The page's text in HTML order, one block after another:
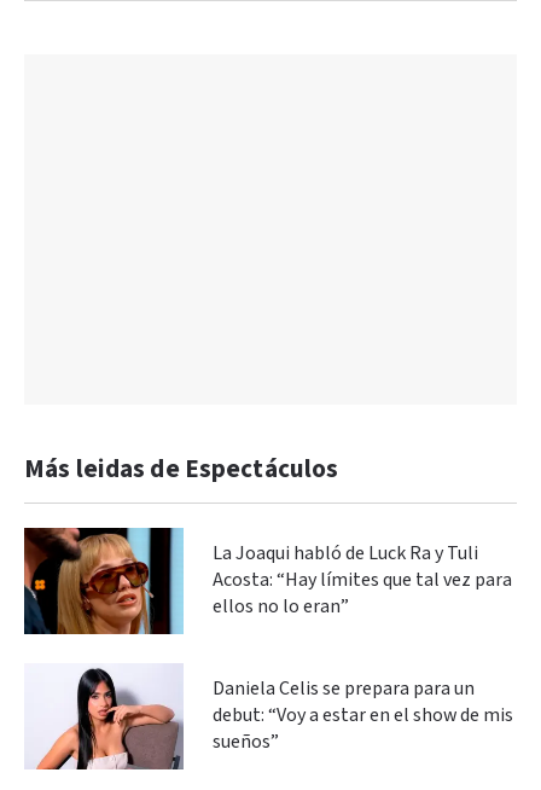
Más leidas de Espectáculos
La Joaqui habló de Luck Ra y Tuli
Acosta: “Hay límites que tal vez para
ellos no lo eran”
Daniela Celis se prepara para un
debut: “Voy a estar en el show de mis
sueños”